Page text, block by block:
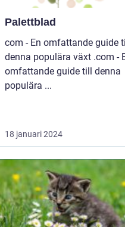
Palettblad
com - En omfattande guide
denna populära växt .com - En
omfattande guide till denna
populära ...
18 januari 2024